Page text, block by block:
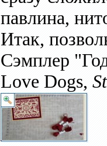
павлина,
Итак,
Сэмплер
Love Dogs,